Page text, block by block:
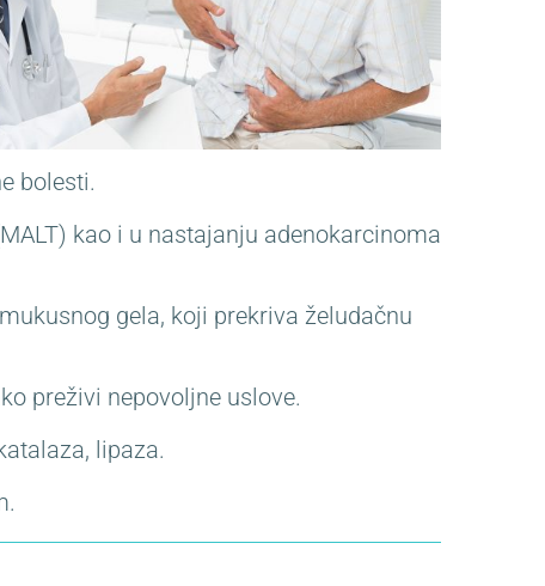
bolesti.
kao i u nastajanju adenokarcinoma
gela, koji prekriva želudačnu
preživi nepovoljne uslove.
lipaza.